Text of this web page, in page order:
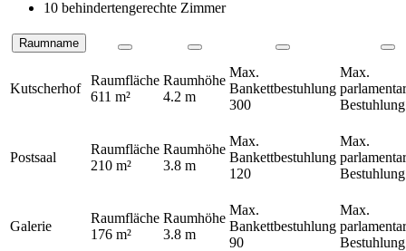
10 behindertengerechte Zimmer
Räume
Raumname
Kutscherhof
Raumfläche
611 m²
Raumhöhe
4.2 m
Max.
Bankettbestuhlung
300
Max.
Postsaal
Raumfläche
210 m²
Raumhöhe
3.8 m
Max.
Bankettbestuhlung
120
Max.
Galerie
Raumfläche
176 m²
Raumhöhe
3.8 m
Max.
Bankettbestuhlung
90
Max.